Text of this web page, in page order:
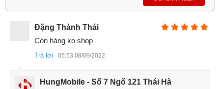
trước motorized pop-up 20 MP, f/2.2.
Đặng Thành Thái
Còn hàng ko shop
Trả lời 05:53 08/09/2022
HungMobile - Số 7 Ngõ 121 Thái Hà